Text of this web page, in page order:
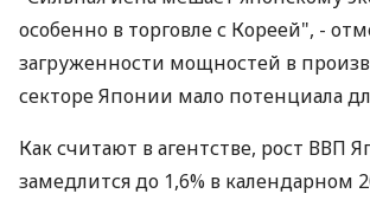
особенно в торговле с Кореей", -
загруженности мощностей в
секторе Японии мало потенциала
Как считают в агентстве, рост ВВП
замедлится до 1,6% в календарном